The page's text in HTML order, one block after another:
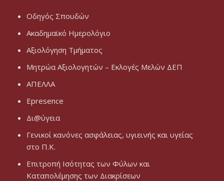
Οδηγός Σπουδών
Ακαδημαϊκό Ημερολόγιο
Αξιολόγηση Τμήματος
Μητρώα Αξιολογητών – Εκλογές Μελών ΔΕΠ
ΑΠΕΛΛΑ
Epresence
Δι@ύγεια
Γενικοί κανόνες ασφάλειας, υγιεινής και υγείας
στο Π.Κ.
Επιτροπή Ισότητας των Φύλων και
Καταπολέμησης των Διακρίσεων